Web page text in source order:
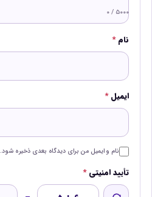
۰ / ۵۰۰۰
نام*
ایمیل*
نام و ایمیل من برای دیدگاه بعدی ذخیره شود.
تأیید امنیتی*